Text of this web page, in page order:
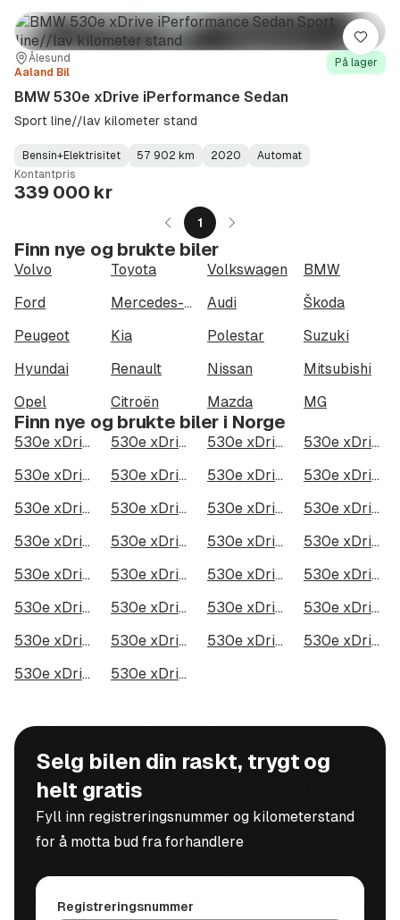
Sted:
Ålesund
Forhandler:
Aaland Bil
På lager
BMW 530e xDrive iPerformance Sedan
Sport line//lav kilometer stand
Fuel
Type:
Bensin+Elektrisitet
Kilometerstand: 57 902 km
Model
Year:
2020
Gearbox
Type:
Automat
Kontantpris
339 000 kr
Lagre
1
Finn nye og brukte biler
Volvo Toyota Volkswagen
BMW
Ford
Mercedes-Benz Audi
Škoda
Peugeot
Kia Polestar
Suzuki
Hyundai
Renault Nissan
Mitsubishi
Opel
Citroën Mazda MG
Finn nye og brukte biler i Norge
530e xDrive iPerformance Sedan i Oslo 530e xDrive iPerformance Sedan i Bergen 530e xDrive iPerformance Sedan i Trondheim
530e xDrive iPerformance Sedan i Stavanger
530e xDrive iPerformance Sedan i Kristiansand
530e xDrive iPerformance Sedan i Fredrikstad 530e xDrive iPerformance Sedan i Drammen
530e xDrive iPerformance Sedan i Skien
530e xDrive iPerformance Sedan i Tromsø
530e xDrive iPerformance Sedan i Ålesund 530e xDrive iPerformance Sedan i Moss
530e xDrive iPerformance Sedan i Porsgrunn
530e xDrive iPerformance Sedan i Bodø
530e xDrive iPerformance Sedan i Arendal 530e xDrive iPerformance Sedan i Hamar
530e xDrive iPerformance Sedan i Larvik
530e xDrive iPerformance Sedan i Halden
530e xDrive iPerformance Sedan i Lillehammer 530e xDrive iPerformance Sedan i Molde
530e xDrive iPerformance Sedan i Kongsberg
530e xDrive iPerformance Sedan i Harstad
530e xDrive iPerformance Sedan i Gjøvik 530e xDrive iPerformance Sedan i Sarpsborg
530e xDrive iPerformance Sedan i Sandefjord
530e xDrive iPerformance Sedan i Kristiansund
530e xDrive iPerformance Sedan i Tromsdalen 530e xDrive iPerformance Sedan i Narvik
530e xDrive iPerformance Sedan i Steinkjer
530e xDrive iPerformance Sedan i Haugesund
530e xDrive iPerformance Sedan i Alta
Selg bilen din raskt, trygt og
helt gratis
Fyll inn registreringsnummer og kilometerstand
for å motta bud fra forhandlere
Registreringsnummer